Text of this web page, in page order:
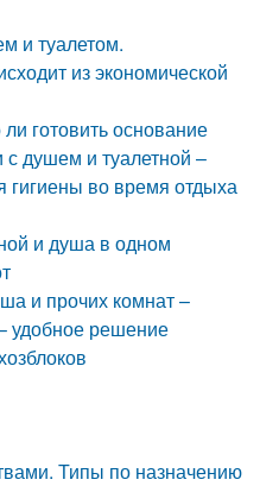
и туалетом.
из экономической
готовить основание
душем и туалетной –
во время отдыха
и душа в одном
и прочих комнат –
удобное решение
Типы по назначению